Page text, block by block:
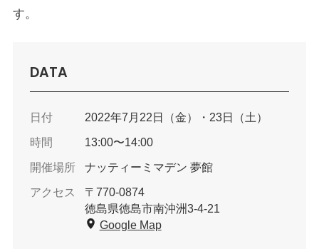
す。
DATA
日付 2022年7月22日（金）・23日（土）
時間 13:00〜14:00
開催場所 ナッティーミマデン 夢館
アクセス
〒770-0874
徳島県徳島市南沖洲3-4-21
Google Map